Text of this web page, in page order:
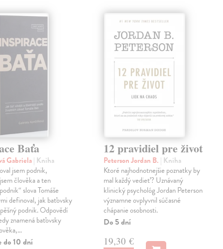
Baťa
Gabriela| Kniha
jsem podnik,
člověka a ten
slova Tomáše
definoval, jak baťovsky
podnik. Odpovědí
znamená baťovsky
do 10 dní
12 pravidiel pre život
Peterson Jordan B. | Kniha
Ktoré najhodnotnejšie poznatky by
mal každý vedieť? Uznávaný
klinický psychológ Jordan Peterson
významne ovplyvnil súčasné
chápanie osobnosti.
Do 5 dní
19,30 €